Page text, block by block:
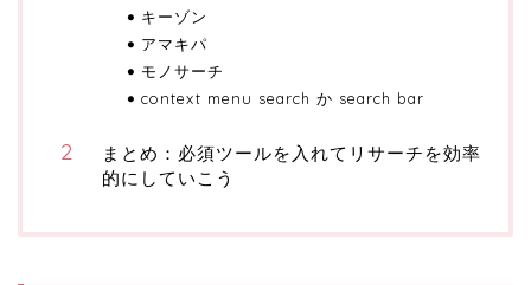
キーゾン
アマキパ
モノサーチ
context menu search か search bar
まとめ：必須ツールを入れてリサーチを効率
的にしていこう